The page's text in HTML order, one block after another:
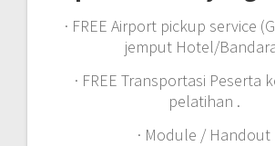
· FREE Airport pickup service
jemput Hotel/
· FREE Transportasi Peserta
pelatihan .
· Module / Handout